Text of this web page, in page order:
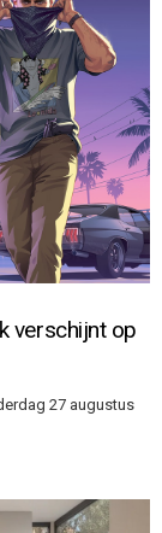
verschijnt op
27 augustus